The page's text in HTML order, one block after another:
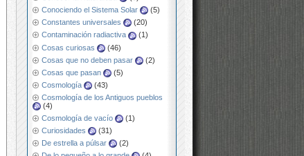
Conociendo el Sistema Solar
(5)
Constantes universales
(20)
Contaminación radiactiva
(1)
Cosas curiosas
(46)
Cosas que no deben pasar
(2)
Cosas que pasan
(5)
Cosmología
(43)
Cosmología de los Antiguos pueblos
(4)
Cosmología de vacío
(1)
Curiosidades
(31)
De estrella a púlsar
(2)